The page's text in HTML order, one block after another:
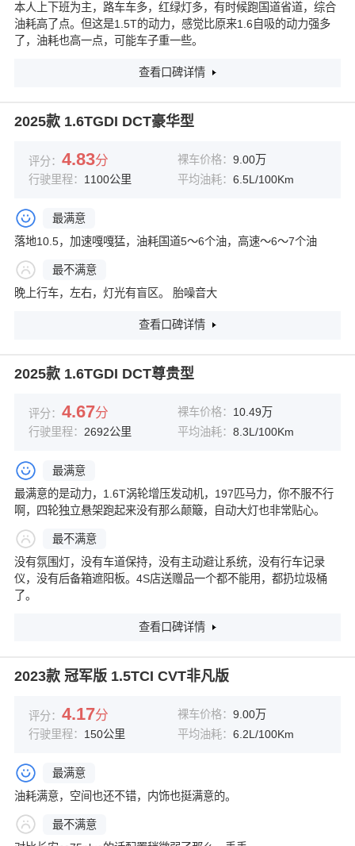
本人上下班为主，路车车多，红绿灯多，有时候跑国道省道，综合
油耗高了点。但这是1.5T的动力，感觉比原来1.6自吸的动力强多
了，油耗也高一点，可能车子重一些。
查看口碑详情
2025款 1.6TGDI DCT豪华型
评分： 4.83分 裸车价格： 9.00万
行驶里程： 1100公里 平均油耗： 6.5L/100Km
最满意
落地10.5，加速嘎嘎猛，油耗国道5～6个油，高速～6～7个油
最不满意
晚上行车，左右，灯光有盲区。 胎噪音大
查看口碑详情
2025款 1.6TGDI DCT尊贵型
评分： 4.67分 裸车价格： 10.49万
行驶里程： 2692公里 平均油耗： 8.3L/100Km
最满意
最满意的是动力，1.6T涡轮增压发动机，197匹马力，你不服不行
啊，四轮独立悬架跑起来没有那么颠簸，自动大灯也非常贴心。
最不满意
没有氛围灯，没有车道保持，没有主动避让系统，没有行车记录
仪，没有后备箱遮阳板。4S店送赠品一个都不能用，都扔垃圾桶
了。
查看口碑详情
2023款 冠军版 1.5TCI CVT非凡版
评分： 4.17分 裸车价格： 9.00万
行驶里程： 150公里 平均油耗： 6.2L/100Km
最满意
油耗满意，空间也还不错，内饰也挺满意的。
最不满意